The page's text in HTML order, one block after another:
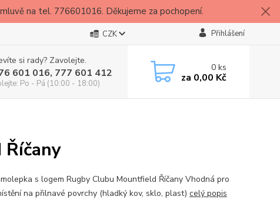
na tel. 776601016. Děkujeme za pochopení.
CZK Přihlášení
si rady? Zavolejte.
601 016, 777 601 412
Po - Pá (10:00 - 18:00)
0ks
za 0,00 Kč
s logem Rugby Clubu Mountfield Říčany Vhodná pro
na přilnavé povrchy (hladký kov, sklo, plast) celý popis